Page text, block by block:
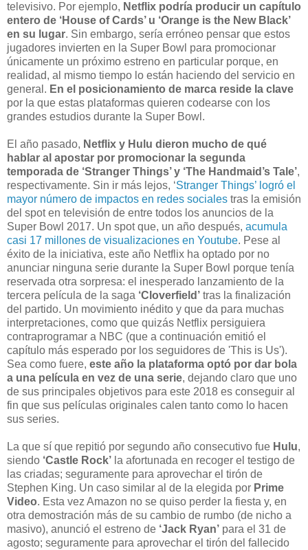
televisivo. Por ejemplo, Netflix podría producir un capítulo
entero de ‘House of Cards’ u ‘Orange is the New Black’
en su lugar. Sin embargo, sería erróneo pensar que estos
jugadores invierten en la Super Bowl para promocionar
únicamente un próximo estreno en particular porque, en
realidad, al mismo tiempo lo están haciendo del servicio en
general. En el posicionamiento de marca reside la clave
por la que estas plataformas quieren codearse con los
grandes estudios durante la Super Bowl.
El año pasado, Netflix y Hulu dieron mucho de qué
hablar al apostar por promocionar la segunda
temporada de ‘Stranger Things’ y ‘The Handmaid’s Tale’,
respectivamente. Sin ir más lejos, ‘Stranger Things’ logró el
mayor número de impactos en redes sociales tras la emisión
del spot en televisión de entre todos los anuncios de la
Super Bowl 2017. Un spot que, un año después, acumula
casi 17 millones de visualizaciones en Youtube. Pese al
éxito de la iniciativa, este año Netflix ha optado por no
anunciar ninguna serie durante la Super Bowl porque tenía
reservada otra sorpresa: el inesperado lanzamiento de la
tercera película de la saga ‘Cloverfield’ tras la finalización
del partido. Un movimiento inédito y que da para muchas
interpretaciones, como que quizás Netflix persiguiera
contraprogramar a NBC (que a continuación emitió el
capítulo más esperado por los seguidores de 'This is Us').
Sea como fuere, este año la plataforma optó por dar bola
a una película en vez de una serie, dejando claro que uno
de sus principales objetivos para este 2018 es conseguir al
fin que sus películas originales calen tanto como lo hacen
sus series.
La que sí que repitió por segundo año consecutivo fue Hulu,
siendo ‘Castle Rock’ la afortunada en recoger el testigo de
las criadas; seguramente para aprovechar el tirón de
Stephen King. Un caso similar al de la elegida por Prime
Video. Esta vez Amazon no se quiso perder la fiesta y, en
otra demostración más de su cambio de rumbo (de nicho a
masivo), anunció el estreno de ‘Jack Ryan’ para el 31 de
agosto; seguramente para aprovechar el tirón del fallecido